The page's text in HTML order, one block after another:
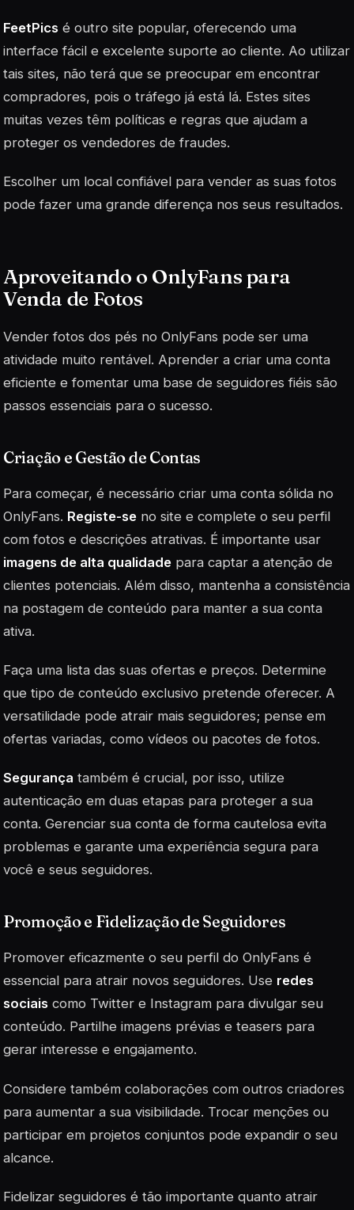
FeetPics é outro site popular, oferecendo uma
interface fácil e excelente suporte ao cliente. Ao utilizar
tais sites, não terá que se preocupar em encontrar
compradores, pois o tráfego já está lá. Estes sites
muitas vezes têm políticas e regras que ajudam a
proteger os vendedores de fraudes.
Escolher um local confiável para vender as suas fotos
pode fazer uma grande diferença nos seus resultados.
Aproveitando o OnlyFans para
Venda de Fotos
Vender fotos dos pés no OnlyFans pode ser uma
atividade muito rentável. Aprender a criar uma conta
eficiente e fomentar uma base de seguidores fiéis são
passos essenciais para o sucesso.
Criação e Gestão de Contas
Para começar, é necessário criar uma conta sólida no
OnlyFans. Registe-se no site e complete o seu perfil
com fotos e descrições atrativas. É importante usar
imagens de alta qualidade para captar a atenção de
clientes potenciais. Além disso, mantenha a consistência
na postagem de conteúdo para manter a sua conta
ativa.
Faça uma lista das suas ofertas e preços. Determine
que tipo de conteúdo exclusivo pretende oferecer. A
versatilidade pode atrair mais seguidores; pense em
ofertas variadas, como vídeos ou pacotes de fotos.
Segurança também é crucial, por isso, utilize
autenticação em duas etapas para proteger a sua
conta. Gerenciar sua conta de forma cautelosa evita
problemas e garante uma experiência segura para
você e seus seguidores.
Promoção e Fidelização de Seguidores
Promover eficazmente o seu perfil do OnlyFans é
essencial para atrair novos seguidores. Use redes
sociais como Twitter e Instagram para divulgar seu
conteúdo. Partilhe imagens prévias e teasers para
gerar interesse e engajamento.
Considere também colaborações com outros criadores
para aumentar a sua visibilidade. Trocar menções ou
participar em projetos conjuntos pode expandir o seu
alcance.
Fidelizar seguidores é tão importante quanto atrair